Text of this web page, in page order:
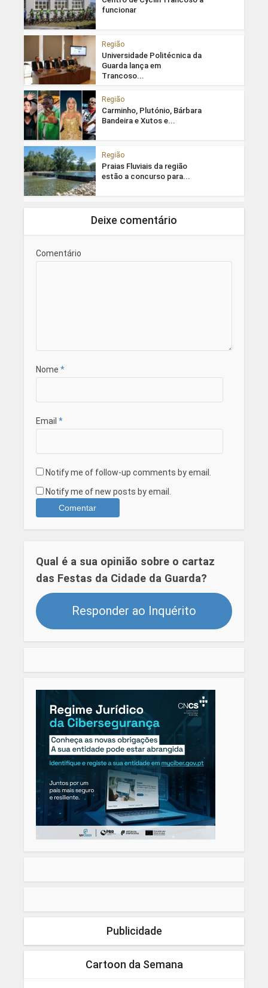
funcionar
Região
Universidade Politécnica da
Guarda lança em
Trancoso...
Região
Carminho, Plutónio, Bárbara
Bandeira e Xutos e...
Região
Praias Fluviais da região
estão a concurso para...
Deixe comentário
Comentário
Nome *
Email *
Notify me of follow-up comments by email.
Notify me of new posts by email.
Qual é a sua opinião sobre o cartaz
das Festas da Cidade da Guarda?
Responder ao Inquérito
Publicidade
Cartoon da Semana